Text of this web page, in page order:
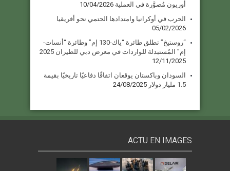
أوريون مُصوَّرة في العملية 10/04/2026
الحرب في أوكرانيا وامتدادها الحتمي نحو أفريقيا
05/02/2026
“روستيخ” تطلق طائرة “ياك-130 إم” وطائرة “أنسات-
إم” المُستبدلة للواردات في معرض دبي للطيران 2025
12/11/2025
السودان وباكستان يوقعان اتفاقًا دفاعيًا تاريخيًا بقيمة
1.5 مليار دولار
24/08/2025
ACTU EN IMAGES